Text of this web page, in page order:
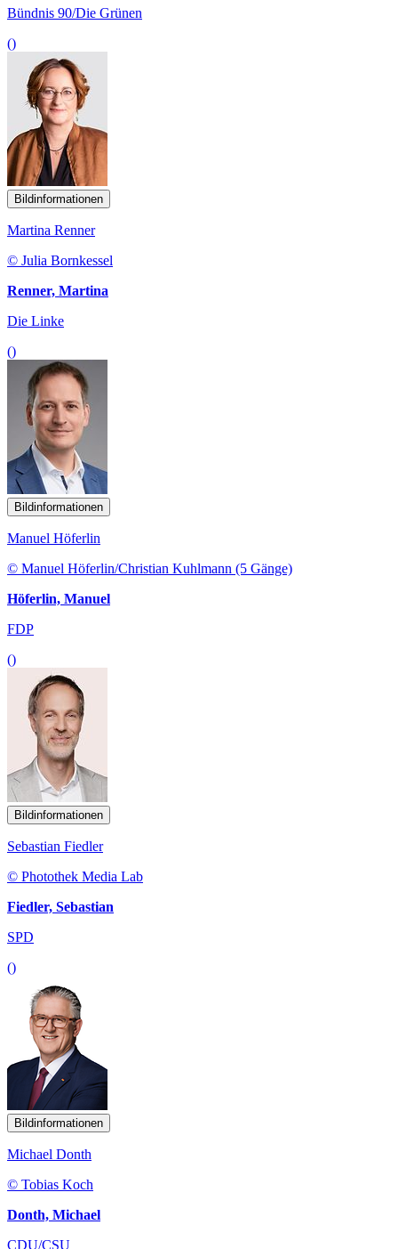
Bündnis 90/Die Grünen
()
Bildinformationen
Martina Renner
© Julia Bornkessel
Renner, Martina
Die Linke
()
Bildinformationen
Manuel Höferlin
© Manuel Höferlin/Christian Kuhlmann (5 Gänge)
Höferlin, Manuel
FDP
()
Bildinformationen
Sebastian Fiedler
© Photothek Media Lab
Fiedler, Sebastian
SPD
()
Bildinformationen
Michael Donth
© Tobias Koch
Donth, Michael
CDU/CSU